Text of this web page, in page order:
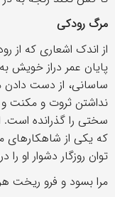
مرگ رودکی
از اندک اشعاری که از
پایان عمر دراز خویش
ساسانی، از دست دادن
نداشتن ثروت و مکنت و
سختی را گذرانده است.
که یکی از
توان روزگار دشوار او را
مرا بسود و فرو ریخت